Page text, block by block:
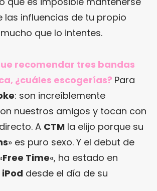
las influencias de tu propio
que lo intentes.
recomendar tres bandas
¿cuáles escogerías? Para
: son increíblemente
nuestros amigos y tocan con
A CTM la elijo porque su
» es puro sexo. Y el debut de
Free Time«, ha estado en
iPod desde el día de su